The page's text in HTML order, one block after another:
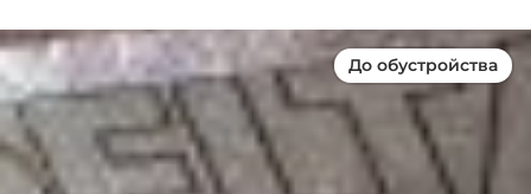
До обустройства